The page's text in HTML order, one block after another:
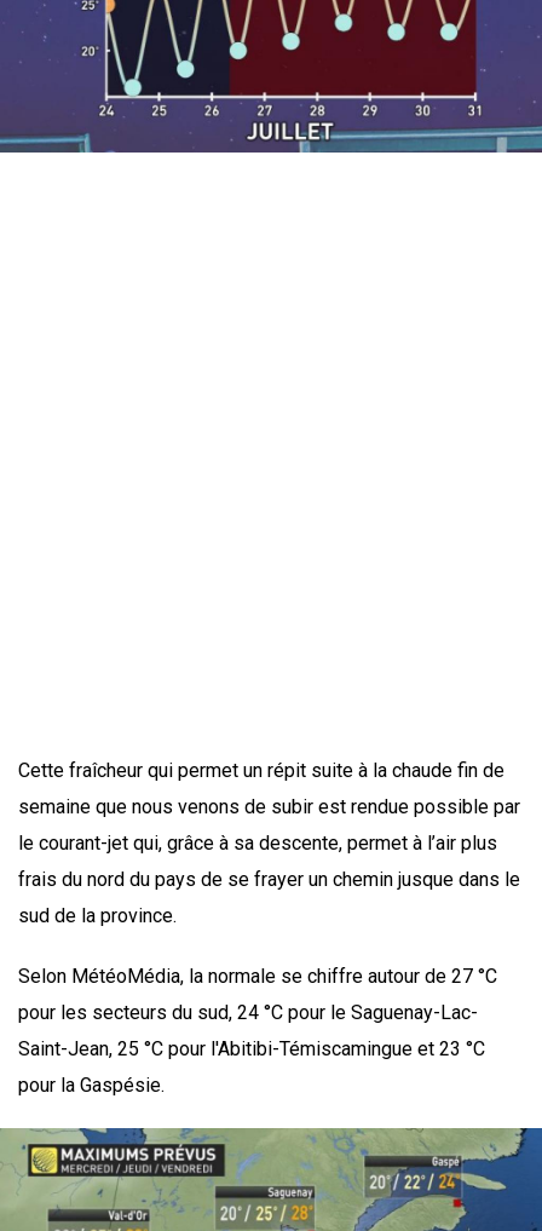
Cette fraîcheur qui permet un répit suite à la chaude fin de
semaine que nous venons de subir est rendue possible par
le courant-jet qui, grâce à sa descente, permet à l’air plus
frais du nord du pays de se frayer un chemin jusque dans le
sud de la province.
Selon MétéoMédia, la normale se chiffre autour de 27 °C
pour les secteurs du sud, 24 °C pour le Saguenay-Lac-
Saint-Jean, 25 °C pour l'Abitibi-Témiscamingue et 23 °C
pour la Gaspésie.